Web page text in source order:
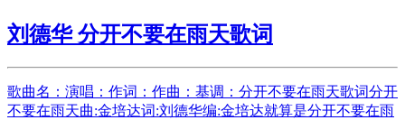
刘德华 分开不要在雨天歌词
歌曲名：演唱：作词：作曲：基调：分开不要在雨天歌词分开
不要在雨天曲:金培达词:刘德华编:金培达就算是分开不要在雨